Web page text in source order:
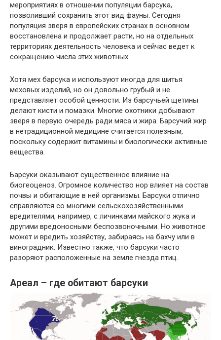
мероприятиях в отношении популяции барсука,
позволивший сохранить этот вид фауны. Сегодня
популяция зверя в европейских странах в основном
восстановлена и продолжает расти, но на отдельных
территориях деятельность человека и сейчас ведет к
сокращению числа этих животных.
Хотя мех барсука и используют иногда для шитья
меховых изделий, но он довольно грубый и не
представляет особой ценности. Из барсучьей щетины
делают кисти и помазки. Многие охотники добывают
зверя в первую очередь ради мяса и жира. Барсучий жир
в нетрадиционной медицине считается полезным,
поскольку содержит витамины и биологически активные
вещества.
Барсуки оказывают существенное влияние на
биогеоценоз. Огромное количество нор влияет на состав
почвы и обитающие в ней организмы. Барсуки отлично
справляются со многими сельскохозяйственными
вредителями, например, с личинками майского жука и
другими вредоносными беспозвоночными. Но животное
может и вредить хозяйству, забираясь на бахчу или в
виноградник. Известно также, что барсуки часто
разоряют расположенные на земле гнезда птиц.
Ареал – где обитают барсуки